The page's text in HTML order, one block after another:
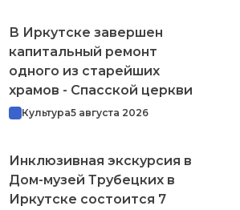
В Иркутске завершен
капитальный ремонт
одного из старейших
храмов - Спасской церкви
Культура5 августа 2026
Инклюзивная экскурсия в
Дом-музей Трубецких в
Иркутске состоится 7